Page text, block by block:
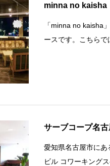
minna no kaisha
「minna no kaisha
ースです。こちら
サーブコープ名
愛知県名古屋市に
ビル コワーキング